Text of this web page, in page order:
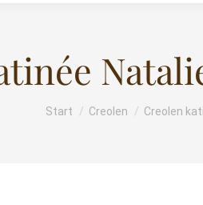
Sie befinden sich hier:
Start Creolen Creolen